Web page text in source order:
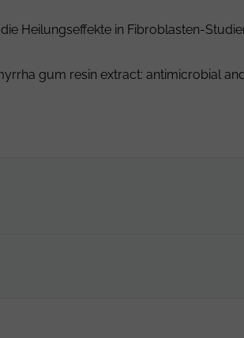
Heilungseffekte in Fibroblasten-
gum resin extract: antimicrobial